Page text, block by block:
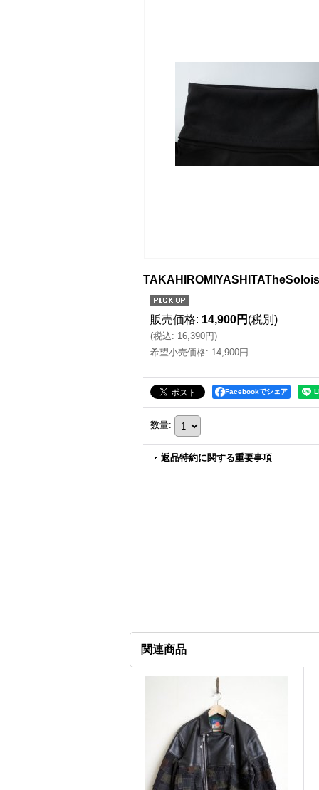
販売価格: 14,900円 (税別)
(税込: 16,390円)
希望小売価格: 14,900円
Facebookでシェア
数量:
返品特約に関する重要事項
関連商品